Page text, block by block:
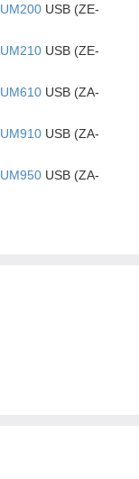
UM200 USB (ZE-
UM210 USB (ZE-
UM610 USB (ZA-
UM910 USB (ZA-
UM950 USB (ZA-